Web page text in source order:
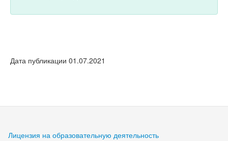
Дата публикации 01.07.2021
Лицензия на образовательную деятельность